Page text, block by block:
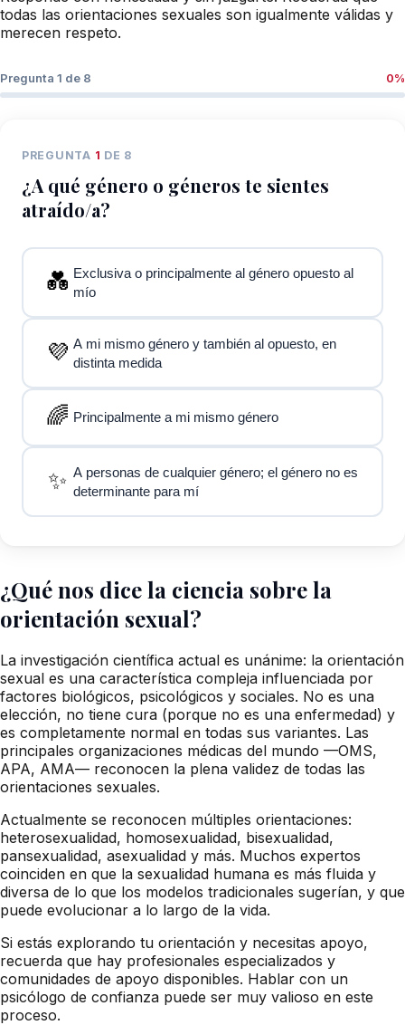
todas las orientaciones sexuales son igualmente válidas y
merecen respeto.
Pregunta 1 de 8 0%
PREGUNTA 1 DE 8
¿A qué género o géneros te sientes
atraído/a?
💑 Exclusiva o principalmente al género opuesto al
mío
💜 A mi mismo género y también al opuesto, en
distinta medida
🌈 Principalmente a mi mismo género
✨ A personas de cualquier género; el género no es
determinante para mí
¿Qué nos dice la ciencia sobre la
orientación sexual?
La investigación científica actual es unánime: la orientación
sexual es una característica compleja influenciada por
factores biológicos, psicológicos y sociales. No es una
elección, no tiene cura (porque no es una enfermedad) y
es completamente normal en todas sus variantes. Las
principales organizaciones médicas del mundo —OMS,
APA, AMA— reconocen la plena validez de todas las
orientaciones sexuales.
Actualmente se reconocen múltiples orientaciones:
heterosexualidad, homosexualidad, bisexualidad,
pansexualidad, asexualidad y más. Muchos expertos
coinciden en que la sexualidad humana es más fluida y
diversa de lo que los modelos tradicionales sugerían, y que
puede evolucionar a lo largo de la vida.
Si estás explorando tu orientación y necesitas apoyo,
recuerda que hay profesionales especializados y
comunidades de apoyo disponibles. Hablar con un
psicólogo de confianza puede ser muy valioso en este
proceso.